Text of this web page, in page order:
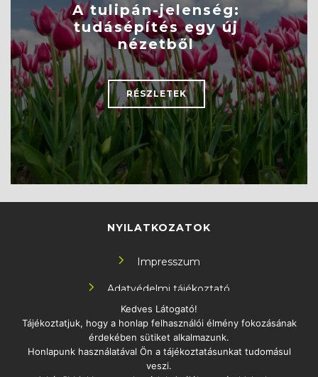
A tulipán-jelenség:
tudásépítés egy új
nézetből
RÉSZLETEK
NYILATKOZATOK
Impresszum
Adatvédelmi tájékoztató
KÖVESS MINKET!
Kedves Látogató!
Tájékoztatjuk, hogy a honlap felhasználói élmény fokozásának
érdekében sütiket alkalmazunk.
Honlapunk használatával Ön a tájékoztatásunkat tudomásul
veszi.